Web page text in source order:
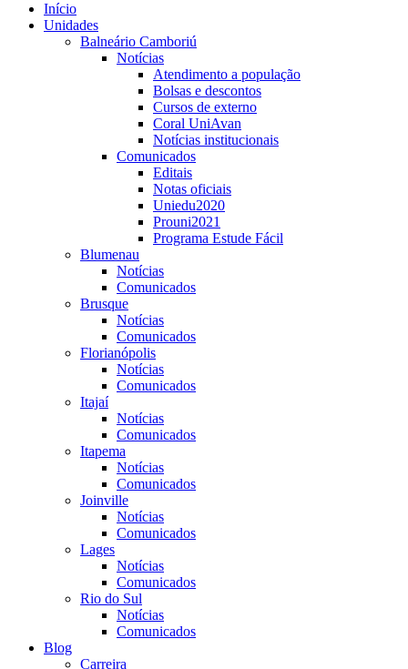
Início
Unidades
Balneário Camboriú
Notícias
Atendimento a população
Bolsas e descontos
Cursos de externo
Coral UniAvan
Notícias institucionais
Comunicados
Editais
Notas oficiais
Uniedu2020
Prouni2021
Programa Estude Fácil
Blumenau
Notícias
Comunicados
Brusque
Notícias
Comunicados
Florianópolis
Notícias
Comunicados
Itajaí
Notícias
Comunicados
Itapema
Notícias
Comunicados
Joinville
Notícias
Comunicados
Lages
Notícias
Comunicados
Rio do Sul
Notícias
Comunicados
Blog
Carreira